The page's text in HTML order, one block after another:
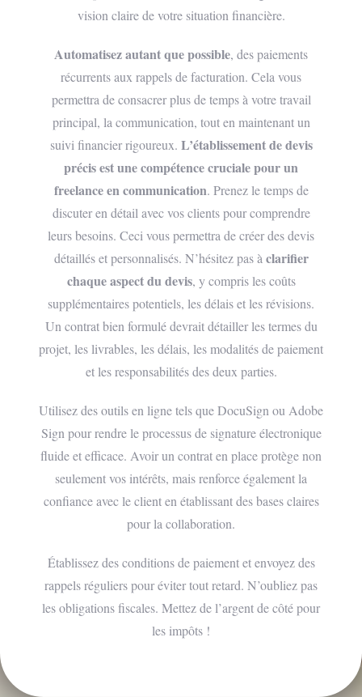
vision claire de votre situation financière.
Automatisez autant que possible, des paiements
récurrents aux rappels de facturation. Cela vous
permettra de consacrer plus de temps à votre travail
principal, la communication, tout en maintenant un
suivi financier rigoureux. L’établissement de devis
précis est une compétence cruciale pour un
freelance en communication. Prenez le temps de
discuter en détail avec vos clients pour comprendre
leurs besoins. Ceci vous permettra de créer des devis
détaillés et personnalisés. N’hésitez pas à clarifier
chaque aspect du devis, y compris les coûts
supplémentaires potentiels, les délais et les révisions.
Un contrat bien formulé devrait détailler les termes du
projet, les livrables, les délais, les modalités de paiement
et les responsabilités des deux parties.
Utilisez des outils en ligne tels que DocuSign ou Adobe
Sign pour rendre le processus de signature électronique
fluide et efficace. Avoir un contrat en place protège non
seulement vos intérêts, mais renforce également la
confiance avec le client en établissant des bases claires
pour la collaboration.
Établissez des conditions de paiement et envoyez des
rappels réguliers pour éviter tout retard. N’oubliez pas
les obligations fiscales. Mettez de l’argent de côté pour
les impôts !